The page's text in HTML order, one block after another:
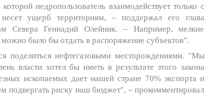
недропользователь взаимодействует только с
ущерб территориям, – поддержал его глава
Севера Геннадий Олейник. – Например, мелкие
было бы отдать в распоряжение субъектов".
поделиться нефтегазовыми месторождениями. "Мы
власти хотел бы иметь в результате этого закона
ископаемых дает нашей стране 70% экспорта и
риску наш бюджет", – прокомментировал